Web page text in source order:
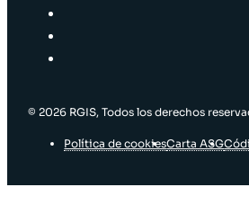
© 2026 RGIS, Todos los derechos
Política de cookiesCarta ASG